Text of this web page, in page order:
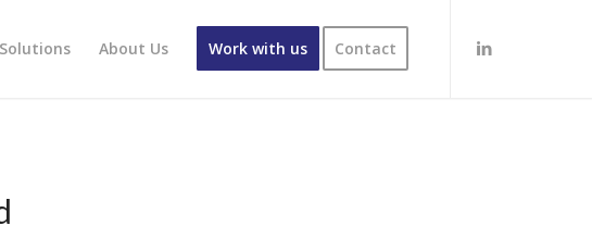
Solutions About Us Work with us Contact